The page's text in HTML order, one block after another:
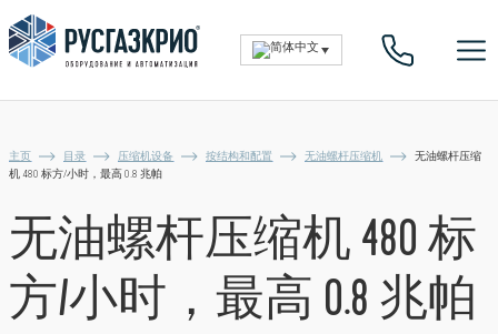
主页 目录 压缩机设备 按结构和配置 无油螺杆压缩机
无油螺杆压缩
机 480 标方/小时，最高 0.8 兆帕
无油螺杆压缩机 480 标
方/小时，最高 0.8 兆帕